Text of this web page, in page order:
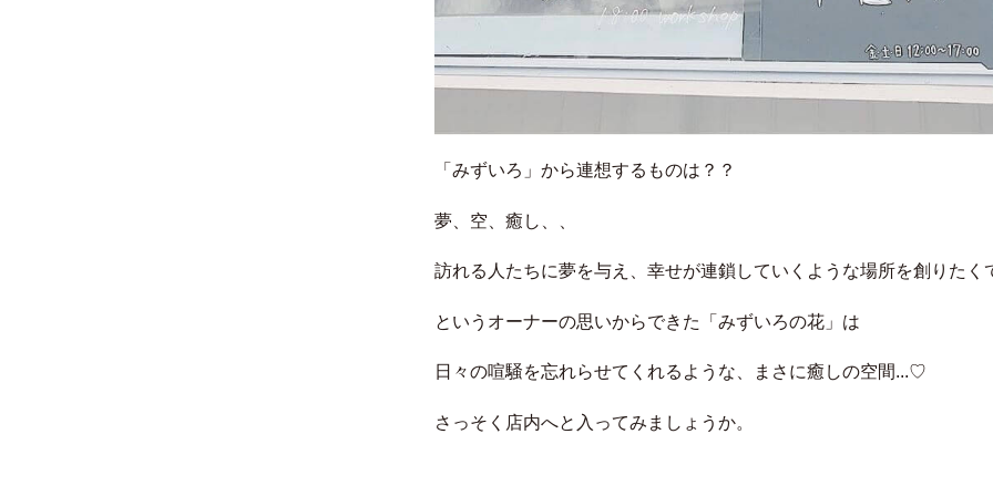
「みずいろ」から連想するものは？？
夢、空、癒し、、
訪れる人たちに夢を与え、幸せが連鎖していくような場所を創りたく
というオーナーの思いからできた「みずいろの花」は
日々の喧騒を忘れらせてくれるような、まさに癒しの空間...♡
さっそく店内へと入ってみましょうか。